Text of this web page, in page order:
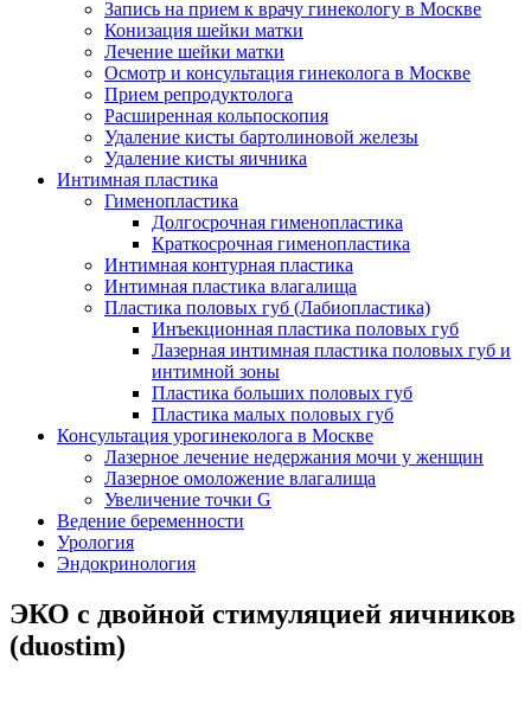
Запись на прием к врачу гинекологу в Москве
Конизация шейки матки
Лечение шейки матки
Осмотр и консультация гинеколога в Москве
Прием репродуктолога
Расширенная кольпоскопия
Удаление кисты бартолиновой железы
Удаление кисты яичника
Интимная пластика
Гименопластика
Долгосрочная гименопластика
Краткосрочная гименопластика
Интимная контурная пластика
Интимная пластика влагалища
Пластика половых губ (Лабиопластика)
Инъекционная пластика половых губ
Лазерная интимная пластика половых губ и
интимной зоны
Пластика больших половых губ
Пластика малых половых губ
Консультация урогинеколога в Москве
Лазерное лечение недержания мочи у женщин
Лазерное омоложение влагалища
Увеличение точки G
Ведение беременности
Урология
Эндокринология
ЭКО с двойной стимуляцией яичников
(duostim)